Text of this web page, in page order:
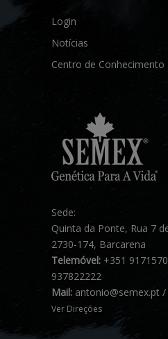
Login
Notícias
Centro de Conhecimento
Sede:
Quinta da Ponte, Rua 7
2730-174, Barcarena
Telemóvel: +351
937822222
Mail: antonio@semex.pt
Ver Direções